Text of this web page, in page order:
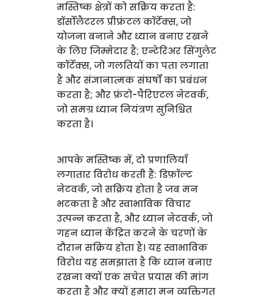
मस्तिष्क क्षेत्रों को सक्रिय करता है:
डॉर्सोलैटरल प्रीफ्रंटल कॉर्टेक्स, जो
योजना बनाने और ध्यान बनाए रखने
के लिए जिम्मेदार है; एन्टेरिअर सिंगुलेट
कॉर्टेक्स, जो गलतियों का पता लगाता
है और संज्ञानात्मक संघर्षों का प्रबंधन
करता है; और फ्रंटो-पैरिएटल नेटवर्क,
जो समग्र ध्यान नियंत्रण सुनिश्चित
करता है।
आपके मस्तिष्क में, दो प्रणालियाँ
लगातार विरोध करती हैं: डिफ़ॉल्ट
नेटवर्क, जो सक्रिय होता है जब मन
भटकता है और स्वाभाविक विचार
उत्पन्न करता है, और ध्यान नेटवर्क, जो
गहन ध्यान केंद्रित करने के चरणों के
दौरान सक्रिय होता है। यह स्वाभाविक
विरोध यह समझाता है कि ध्यान बनाए
रखना क्यों एक सचेत प्रयास की मांग
करता है और क्यों हमारा मन व्यक्तिगत